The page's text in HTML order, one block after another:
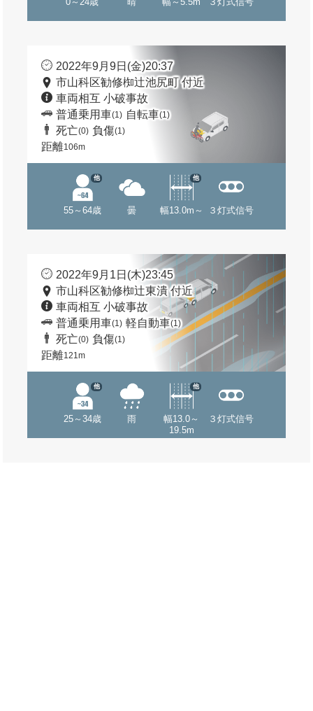
2022年9月9日(金)20:37
市山科区勧修椥辻池尻町 付近
車両相互 小破事故
普通乗用車(1) 自転車(1)
死亡(0) 負傷(1)
距離106m
55～64歳
他
曇 幅13.0m～
他
３灯式信号
2022年9月1日(木)23:45
市山科区勧修椥辻東潰 付近
車両相互 小破事故
普通乗用車(1) 軽自動車(1)
死亡(0) 負傷(1)
距離121m
25～34歳
他
雨
幅13.0～
19.5m
他
３灯式信号